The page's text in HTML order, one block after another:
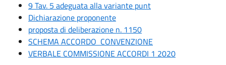
9 Tav. 5 adeguata alla variante punt
Dichiarazione proponente
proposta di deliberazione n. 1150
SCHEMA ACCORDO CONVENZIONE
VERBALE COMMISSIONE ACCORDI 1 2020